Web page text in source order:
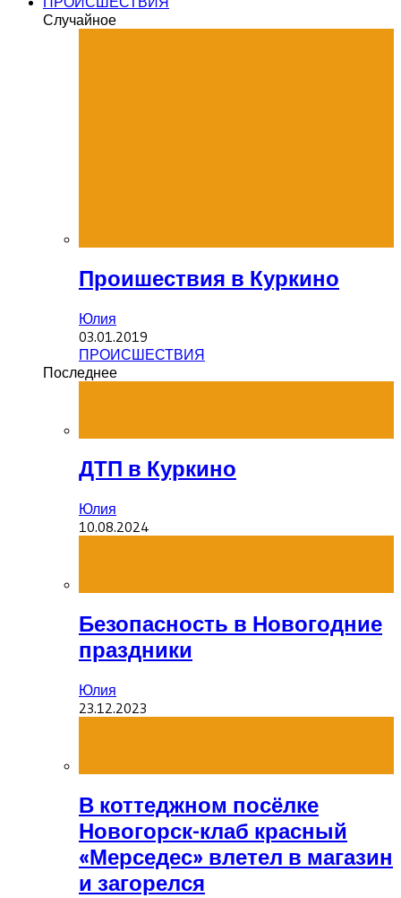
Случайное
Проишествия в Куркино
Юлия
03.01.2019
ПРОИСШЕСТВИЯ
Последнее
ДТП в Куркино
Юлия
10.08.2024
Безопасность в Новогодние
праздники
Юлия
23.12.2023
В коттеджном посёлке
Новогорск-клаб красный
«Мерседес» влетел в магазин
и загорелся